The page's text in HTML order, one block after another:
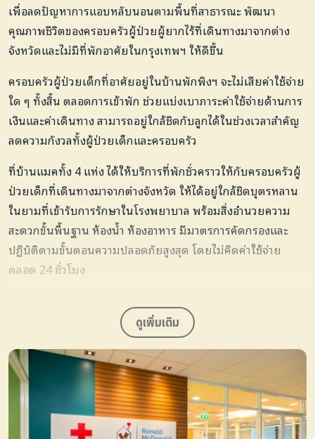
เพื่อลดปัญหาการแอบหลับนอนตามพื้นที่สาธารณะ พัฒนา
คุณภาพชีวิตของครอบครัวผู้ป่วยผู้ยากไร้ที่เดินทางมาจากต่าง
จังหวัดและไม่มีที่พักอาศัยในกรุงเทพฯ ให้ดีขึ้น
ครอบครัวผู้ป่วยเด็กที่อาศัยอยู่ในบ้านพักพิงฯ จะไม่เสียค่าใช้จ่าย
ใด ๆ ทั้งสิ้น ตลอดการเข้าพัก ช่วยแบ่งเบาภาระค่าใช้จ่ายด้านการ
เงินและค่าเดินทาง สามารถอยู่ใกล้ชิดกับลูกได้ในช่วงเวลาสำคัญ
ลดความกังวลทั้งผู้ป่วยเด็กและครอบครัว
ที่บ้านแมคทั้ง 4 แห่ง ได้ให้บริการที่พักชั่วคราวให้กับครอบครัวผู้
ป่วยเด็กที่เดินทางมาจากต่างจังหวัด ให้ได้อยู่ใกล้ชิดบุตรหลาน
ในยามที่เข้ารับการรักษาในโรงพยาบาล พร้อมสิ่งอำนวยความ
สะดวกขั้นพื้นฐาน ห้องน้ำ ห้องอาหาร มีมาตรการคัดกรองและ
ปฏิบัติตามขั้นตอนความปลอดภัยสูงสุด โดยไม่คิดค่าใช้จ่าย
ตลอด 24 ชั่วโมง
เหลือครอบครัวผู้ป่วยเด็กให้ได้อยู่ใกล้ชิดบุตรหลานระหว่างที่
รักษาตัวในโรงพยาบาลไปแล้วกว่า 34,000 คน
ดูเพิ่มเติม